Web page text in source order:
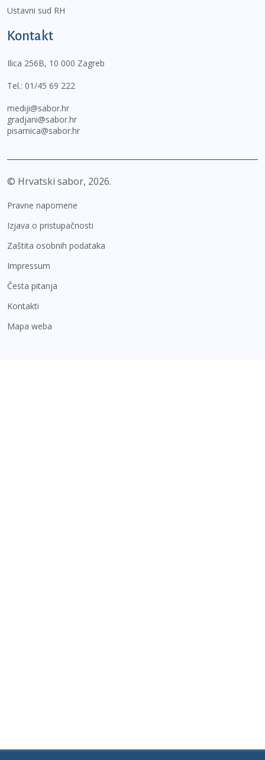
Ustavni sud RH
Kontakt
Ilica 256B, 10 000 Zagreb
Tel.: 01/45 69 222
mediji@sabor.hr
gradjani@sabor.hr
pisarnica@sabor.hr
© Hrvatski sabor, 2026
Pravne napomene
Izjava o pristupačnosti
Zaštita osobnih podataka
Impressum
Česta pitanja
Kontakti
Mapa weba